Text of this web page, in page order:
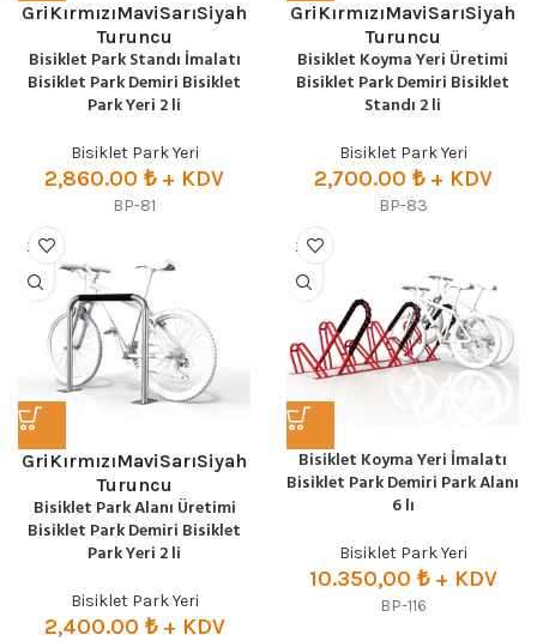
Gri KırmızıMaviSarıSiyah
Turuncu
Bisiklet Park Standı İmalatı
Bisiklet Park Demiri Bisiklet
Park Yeri 2 li
Bisiklet Park Yeri
2,860.00 ₺+ KDV
BP-81
Gri KırmızıMaviSarıSiyah
Turuncu
Bisiklet Koyma Yeri Üretimi
Bisiklet Park Demiri Bisiklet
Standı 2 li
Bisiklet Park Yeri
2,700.00 ₺+ KDV
BP-83
Gri KırmızıMaviSarıSiyah
Turuncu
Bisiklet Park Alanı Üretimi
Bisiklet Park Demiri Bisiklet
Park Yeri 2 li
Bisiklet Park Yeri
2,400.00 ₺+ KDV
Bisiklet Koyma Yeri İmalatı
Bisiklet Park Demiri Park Alanı
6 lı
Bisiklet Park Yeri
10.350,00 ₺ + KDV
BP-116